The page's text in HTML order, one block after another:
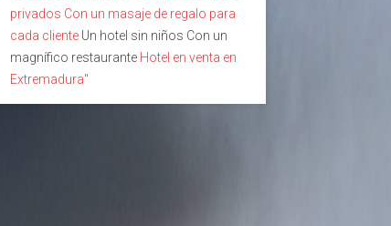
privados Con un masaje de regalo para
cada cliente Un hotel sin niños Con un
magnífico restaurante Hotel en venta en
Extremadura"